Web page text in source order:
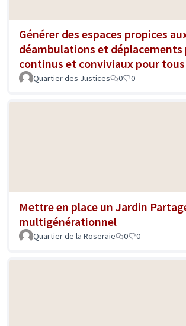
Générer des espaces propices
déambulations et déplacements
continus et conviviaux pour tous
Quartier des Justices 0 0
Mettre en place un Jardin
multigénérationnel
Quartier de la Roseraie 0 0